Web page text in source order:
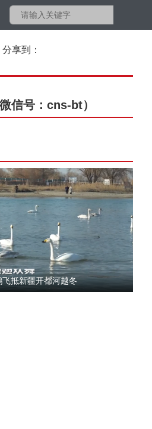
分享到：
微信号：cns-bt）
飞抵新疆开都河越冬